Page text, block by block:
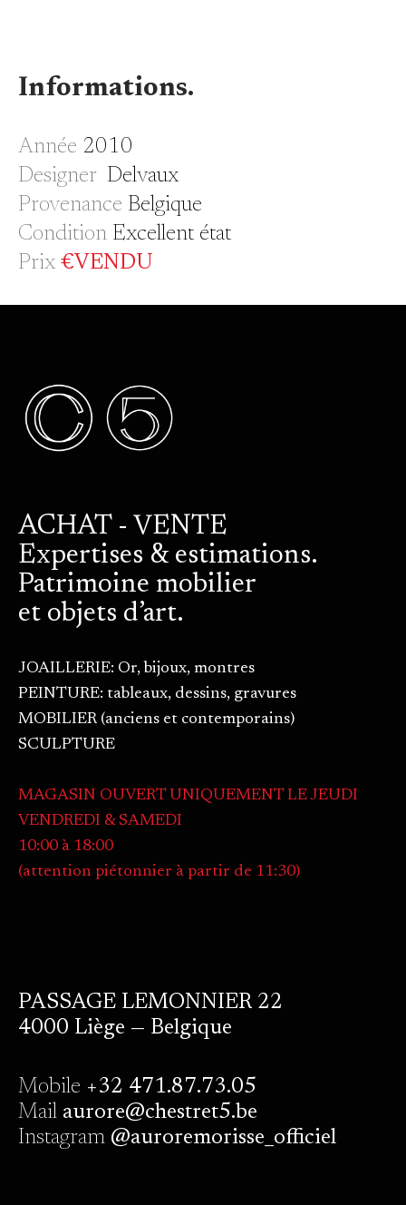
Informations.
Année 2010
Designer Delvaux
Provenance Belgique
Condition Excellent état
Prix€VENDU
ACHAT - VENTE
Expertises & estimations.
Patrimoine mobilier
et objets d’art.
JOAILLERIE: Or, bijoux, montres
PEINTURE: tableaux, dessins, gravures
MOBILIER (anciens et contemporains)
SCULPTURE
MAGASIN OUVERT UNIQUEMENT LE JEUDI
VENDREDI & SAMEDI
10:00 à 18:00
(attention piétonnier à partir de 11:30)
PASSAGE LEMONNIER 22
4000 Liège — Belgique
Mobile +32 471.87.73.05
Mailaurore@chestret5.be
Instagram@auroremorisse_officiel